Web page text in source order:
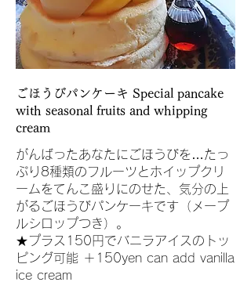
ごほうびパンケーキ Special pancake
with seasonal fruits and whipping
cream
がんばったあなたにごほうびを…たっ
ぷり8種類のフルーツとホイップクリ
ームをてんこ盛りにのせた、気分の上
がるごほうびパンケーキです（メープ
ルシロップつき）。
★プラス150円でバニラアイスのトッ
ピング可能 ＋150yen can add vanilla
ice cream